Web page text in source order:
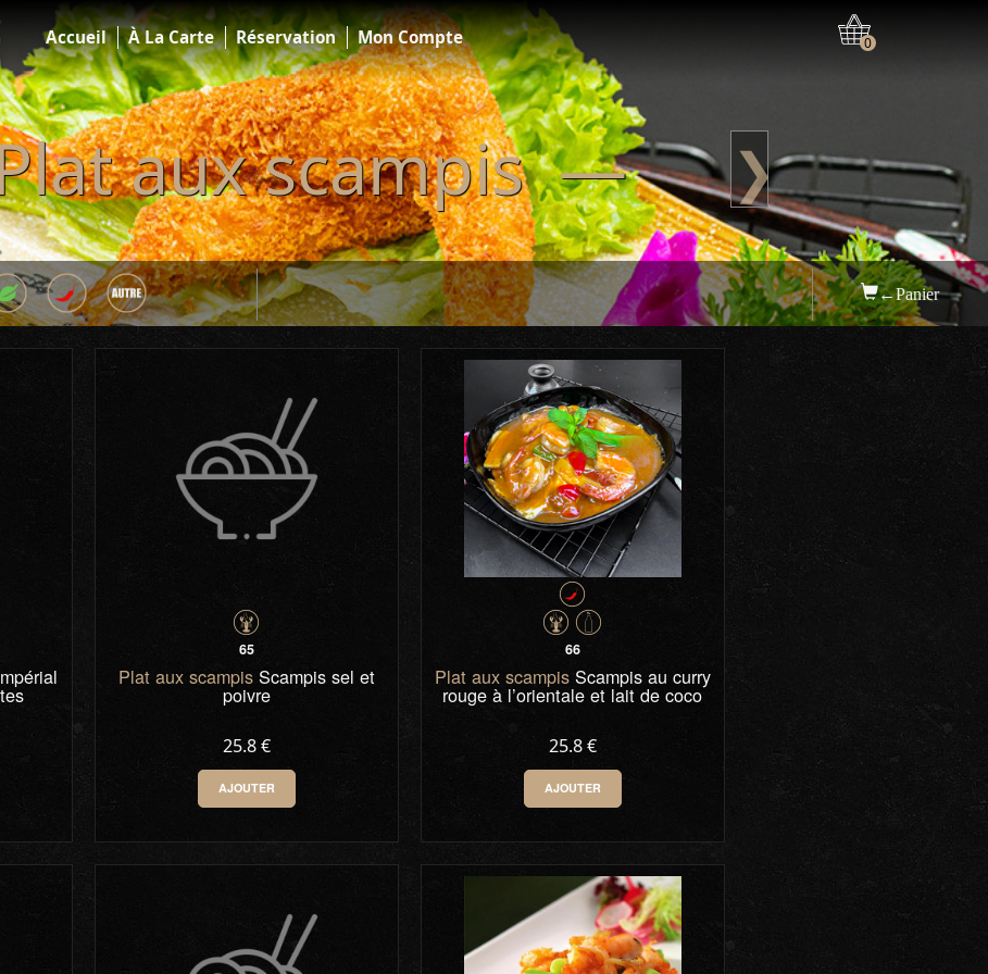
Accueil À La Carte Réservation Mon Compte 0
aux scampis — ❯
←Panier
65
Plat aux scampisScampis sel et
poivre
25.8 €
AJOUTER
66
Plat aux scampisScampis au curry
rouge à l’orientale et lait de coco
25.8 €
AJOUTER